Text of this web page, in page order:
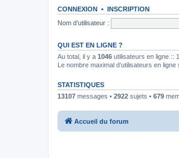
CONNEXION • INSCRIPTION
Nom d’utilisateur :
QUI EST EN LIGNE ?
Au total, il y a 1046 utilisateurs en ligne ::
Le nombre maximal d’utilisateurs en
STATISTIQUES
13107 messages • 2922 sujets • 679
Accueil du forum